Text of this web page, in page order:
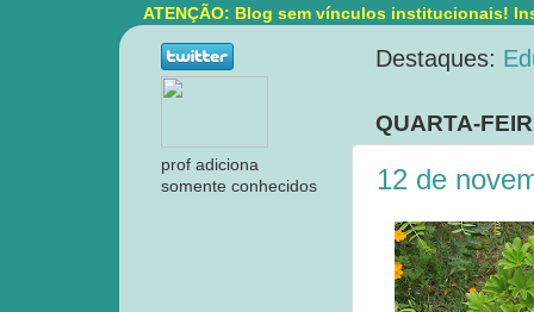
ATENÇÃO: Blog sem vínculos institucionais!
Destaques:
QUARTA-
12 de
prof adiciona
somente conhecidos